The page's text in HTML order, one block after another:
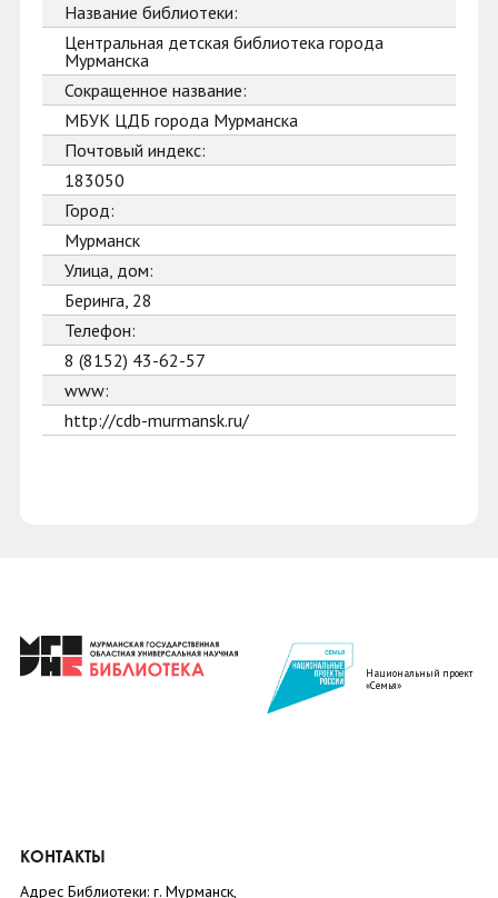
Название библиотеки:
Центральная детская библиотека города
Мурманска
Сокращенное название:
МБУК ЦДБ города Мурманска
Почтовый индекс:
183050
Город:
Мурманск
Улица, дом:
Беринга, 28
Телефон:
8 (8152) 43-62-57
www:
http://cdb-murmansk.ru/
Национальный проект
«Семья»
КОНТАКТЫ
Адрес Библиотеки: г. Мурманск,